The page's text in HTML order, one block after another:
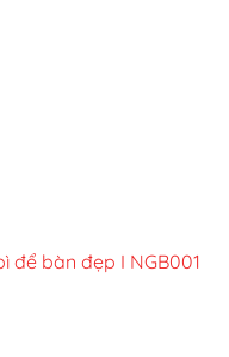
để bàn đẹp I NGB001